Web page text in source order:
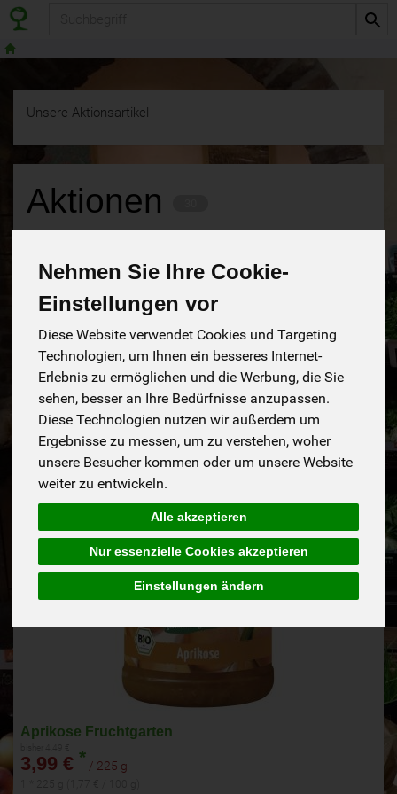
Nehmen Sie Ihre Cookie-
Einstellungen vor
Diese Website verwendet Cookies und Targeting
Technologien, um Ihnen ein besseres Internet-
Erlebnis zu ermöglichen und die Werbung, die Sie
sehen, besser an Ihre Bedürfnisse anzupassen.
Diese Technologien nutzen wir außerdem um
Ergebnisse zu messen, um zu verstehen, woher
unsere Besucher kommen oder um unsere Website
weiter zu entwickeln.
Alle akzeptieren
Nur essenzielle Cookies akzeptieren
Einstellungen ändern
Unsere Aktionsartikel
Aktionen
Hersteller Ernährung Allergene
Aktion!
bis zum 16.8.2026
Aprikose Fruchtgarten
3,99 € * / 225 g